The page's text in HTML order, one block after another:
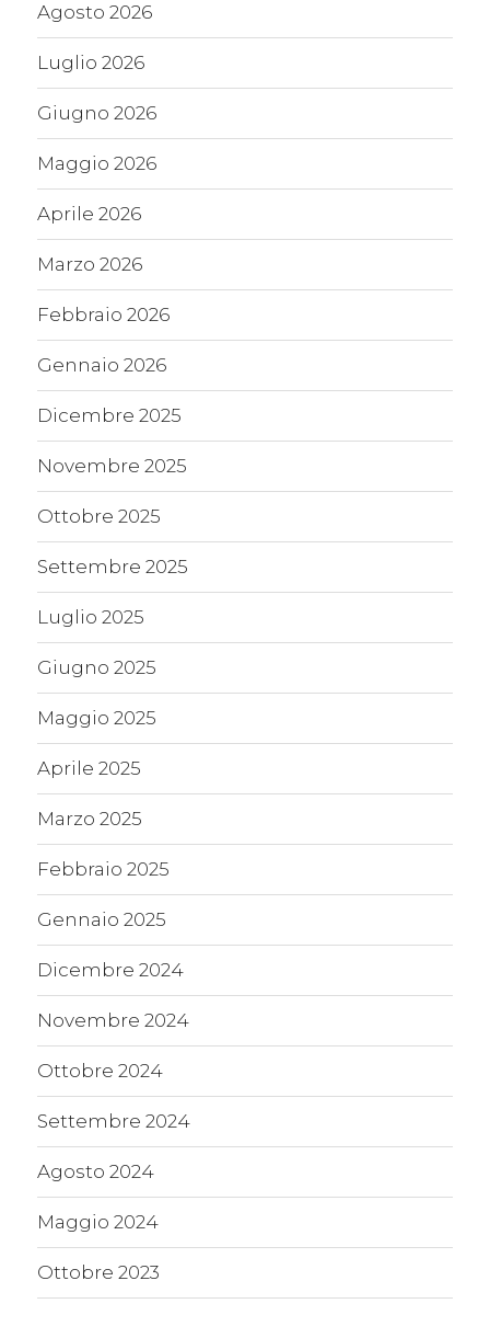
Agosto 2026
Luglio 2026
Giugno 2026
Maggio 2026
Aprile 2026
Marzo 2026
Febbraio 2026
Gennaio 2026
Dicembre 2025
Novembre 2025
Ottobre 2025
Settembre 2025
Luglio 2025
Giugno 2025
Maggio 2025
Aprile 2025
Marzo 2025
Febbraio 2025
Gennaio 2025
Dicembre 2024
Novembre 2024
Ottobre 2024
Settembre 2024
Agosto 2024
Maggio 2024
Ottobre 2023